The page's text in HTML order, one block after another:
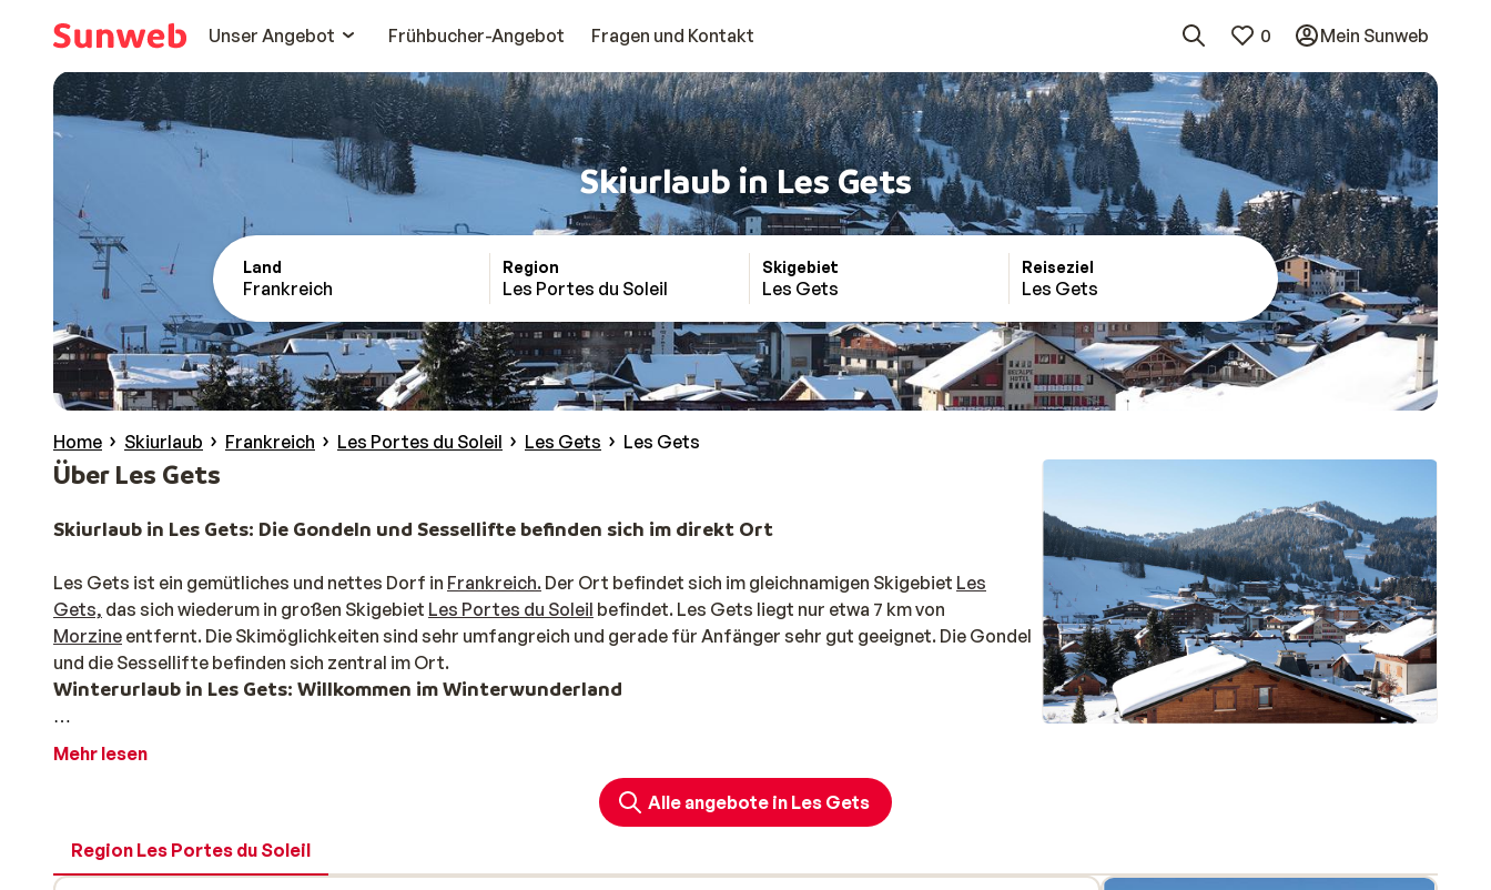
Unser Angebot
Frühbucher-Angebot Fragen und Kontakt 0 Mein Sunweb
Skiurlaub in Les Gets
Land
Frankreich
Region
Les Portes du Soleil
Skigebiet
Les Gets
Reiseziel
Les Gets
Home Skiurlaub Frankreich Les Portes du Soleil Les Gets Les Gets
Über Les Gets
Skiurlaub in Les Gets: Die Gondeln und Sessellifte befinden sich im direkt Ort
Les Gets ist ein gemütliches und nettes Dorf in Frankreich. Der Ort befindet sich im gleichnamigen Skigebiet Les
Gets, das sich wiederum in großen Skigebiet Les Portes du Soleil befindet. Les Gets liegt nur etwa 7 km von
Morzine entfernt. Die Skimöglichkeiten sind sehr umfangreich und gerade für Anfänger sehr gut geeignet. Die Gondel
und die Sessellifte befinden sich zentral im Ort.
Winterurlaub in Les Gets: Willkommen im Winterwunderland
Gleich wenn Sie in den Ort hineinkommen, können Sie die angenehme Atmosphäre spüren. An der langgezogenen
lohnt sich! In den Wintermonaten gibt es einen kleinen Zug, der durch den Ort fährt. Dieser kann mit dem Skipass
kostenfrei genutzt werden und hält an verschiedenen Punkten im Ort.
Mehr lesen
Alle angebote in Les Gets
Region Les Portes du Soleil